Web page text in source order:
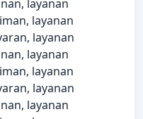
layanan
layanan
layanan
layanan
layanan
layanan
layanan